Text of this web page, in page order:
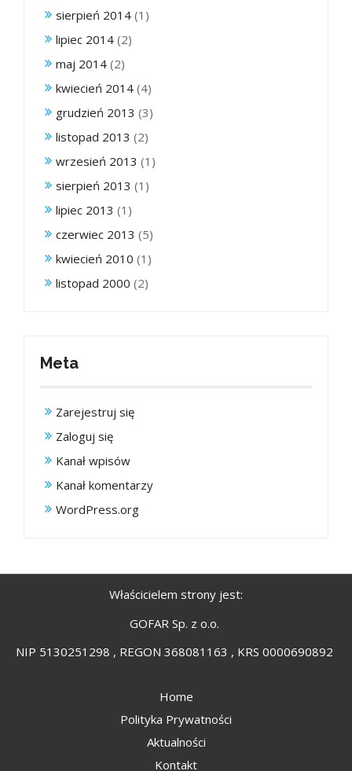
sierpień 2014 (1)
lipiec 2014 (2)
maj 2014 (2)
kwiecień 2014 (4)
grudzień 2013 (3)
listopad 2013 (2)
wrzesień 2013 (1)
sierpień 2013 (1)
lipiec 2013 (1)
czerwiec 2013 (5)
kwiecień 2010 (1)
listopad 2000 (2)
Meta
Zarejestruj się
Zaloguj się
Kanał wpisów
Kanał komentarzy
WordPress.org
Właścicielem strony jest:
GOFAR Sp. z o.o.
NIP 5130251298 , REGON 368081163 , KRS 0000690892
Home
Polityka Prywatności
Aktualności
Kontakt